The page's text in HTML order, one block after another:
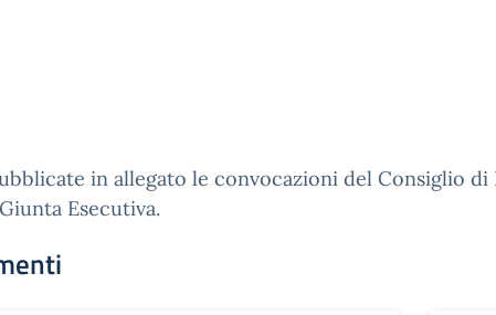
in allegato le convocazioni del Consiglio
Esecutiva.